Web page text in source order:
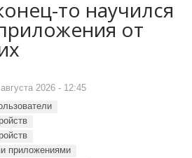
то научился
от
2026 - 12:45
приложениями